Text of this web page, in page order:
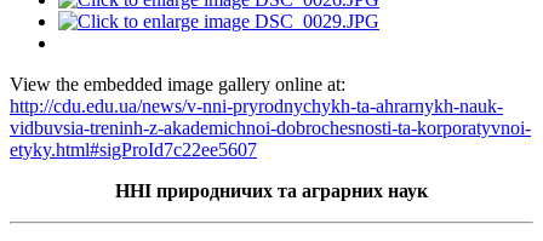
View the embedded image gallery online at:
http://cdu.edu.ua/news/v-nni-pryrodnychykh-ta-ahrarnykh-nauk-
vidbuvsia-treninh-z-akademichnoi-dobrochesnosti-ta-korporatyvnoi-
etyky.html#sigProId7c22ee5607
ННІ природничих та аграрних наук